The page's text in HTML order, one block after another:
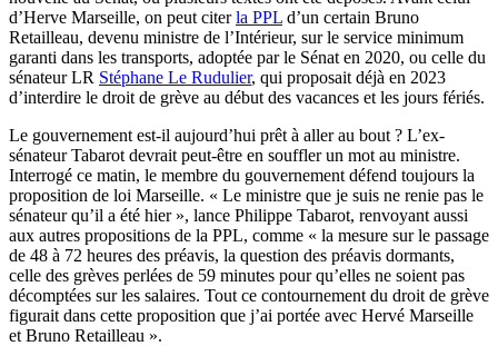
d’Herve Marseille, on peut citerla PPL d’un certain Bruno
Retailleau, devenu ministre de l’Intérieur, sur le service minimum
garanti dans les transports, adoptée par le Sénat en 2020, ou celle du
sénateur LR Stéphane Le Rudulier, qui proposait déjà en 2023
d’interdire le droit de grève au début des vacances et les jours fériés.
Le gouvernement est-il aujourd’hui prêt à aller au bout ? L’ex-
sénateur Tabarot devrait peut-être en souffler un mot au ministre.
Interrogé ce matin, le membre du gouvernement défend toujours la
proposition de loi Marseille. « Le ministre que je suis ne renie pas le
sénateur qu’il a été hier », lance Philippe Tabarot, renvoyant aussi
aux autres propositions de la PPL, comme « la mesure sur le passage
de 48 à 72 heures des préavis, la question des préavis dormants,
celle des grèves perlées de 59 minutes pour qu’elles ne soient pas
décomptées sur les salaires. Tout ce contournement du droit de grève
figurait dans cette proposition que j’ai portée avec Hervé Marseille
et Bruno Retailleau ».